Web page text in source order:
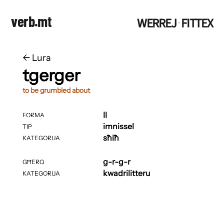
verb.mt WERREJ·FITTEX
← ​​Lura
tgerger
to be grumbled about
FORMA
TIP
KATEGORIJA
GĦERQ
KATEGORIJA
II
imnissel
sħiħ
g-r-g-r
kwadrilitteru